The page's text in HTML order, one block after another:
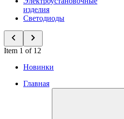
изделия
Светодиоды
Item 1 of 12
Новинки
Главная